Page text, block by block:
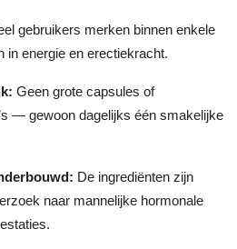
gebruikers merken binnen enkele
in energie en erectiekracht.
Geen grote capsules of
— gewoon dagelijks één smakelijke
De ingrediënten zijn
naar mannelijke hormonale